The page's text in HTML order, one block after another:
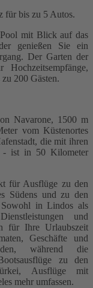
für bis zu 5 Autos.
mit Blick auf das
genießen Sie ein
Der Garten der
200 Gästen.
Navarone, 1500 m
vom Küstenortes
die mit ihren
- ist in 50 Kilometer
für Ausflüge zu den
Südens und zu den
in Lindos als
und
für Ihre Urlaubszeit
Geschäfte und
während die
zu den
Ausflüge mit
mehr umfassen.